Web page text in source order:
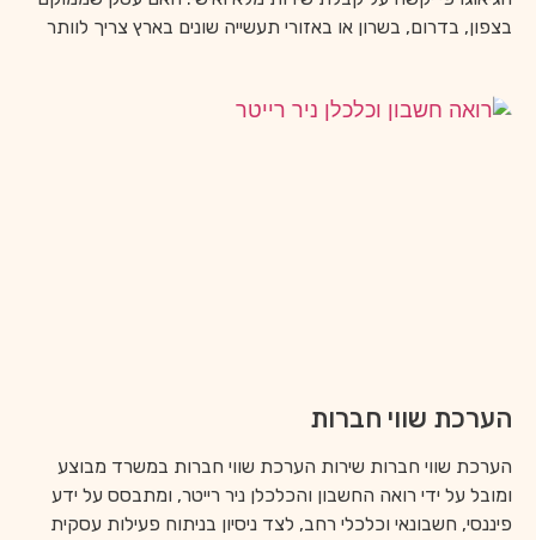
בצפון, בדרום, בשרון או באזורי תעשייה שונים בארץ צריך לוותר
הערכת שווי חברות
הערכת שווי חברות שירות הערכת שווי חברות במשרד מבוצע
ומובל על ידי רואה החשבון והכלכלן ניר רייטר, ומתבסס על ידע
פיננסי, חשבונאי וכלכלי רחב, לצד ניסיון בניתוח פעילות עסקית